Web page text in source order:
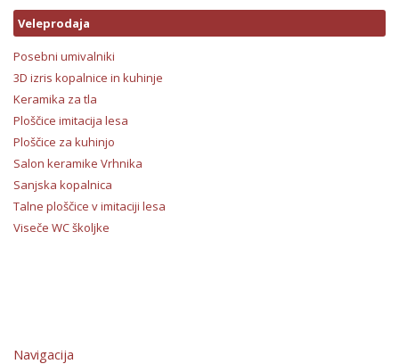
Veleprodaja
Posebni umivalniki
3D izris kopalnice in kuhinje
Keramika za tla
Ploščice imitacija lesa
Ploščice za kuhinjo
Salon keramike Vrhnika
Sanjska kopalnica
Talne ploščice v imitaciji lesa
Viseče WC školjke
Navigacija